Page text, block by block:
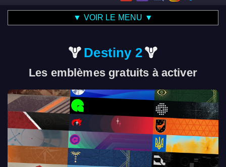
▼ VOIR LE MENU ▼
Destiny 2
Les emblèmes gratuits à activer